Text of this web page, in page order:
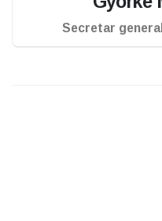
Secretar